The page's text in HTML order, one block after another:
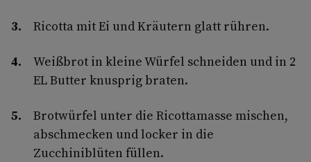
Ricotta mit Ei und Kräutern glatt rühren.
Weißbrot in kleine Würfel schneiden und in 2
EL Butter knusprig braten.
Brotwürfel unter die Ricottamasse mischen,
abschmecken und locker in die
Zucchiniblüten füllen.